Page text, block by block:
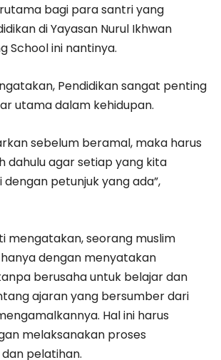
bagi para santri yang
di Yayasan Nurul Ikhwan
School ini nantinya.
Pendidikan sangat penting
utama dalam kehidupan.
sebelum beramal, maka harus
dahulu agar setiap yang kita
dengan petunjuk yang ada”,
mengatakan, seorang muslim
dengan menyatakan
berusaha untuk belajar dan
ajaran yang bersumber dari
Hal ini harus
melaksanakan proses
pelatihan.